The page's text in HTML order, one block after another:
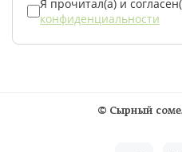
Я прочитал(а) и
конфиденциальности
© Сырный